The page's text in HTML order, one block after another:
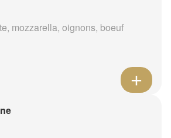
mozzarella, oignons, boeuf